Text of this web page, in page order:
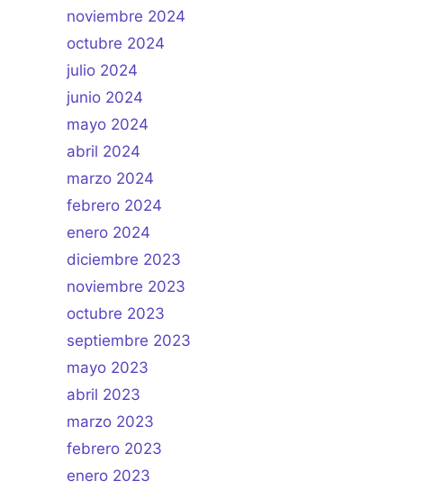
noviembre 2024
octubre 2024
julio 2024
junio 2024
mayo 2024
abril 2024
marzo 2024
febrero 2024
enero 2024
diciembre 2023
noviembre 2023
octubre 2023
septiembre 2023
mayo 2023
abril 2023
marzo 2023
febrero 2023
enero 2023